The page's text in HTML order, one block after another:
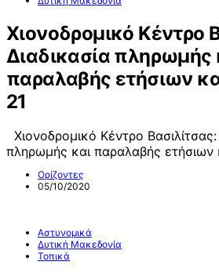
Χιονοδρομικό Κέντρο
Διαδικασία πληρωμής
παραλαβής ετήσιων
21
Χιονοδρομικό Κέντρο Βασιλίτσας:
πληρωμής και παραλαβής
Ορίζοντες
05/10/2020
Αστυνομικά
Δυτική Μακεδονία
Τοπικά